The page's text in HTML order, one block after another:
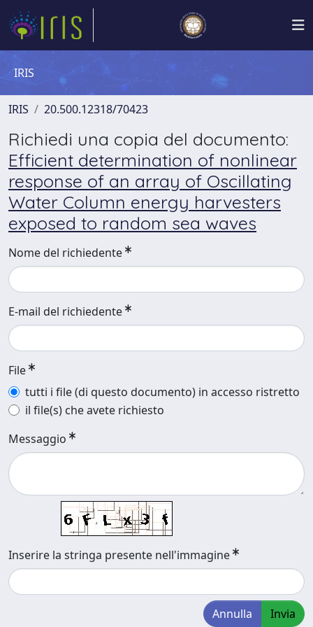
IRIS
IRIS 20.500.12318/70423
Richiedi una copia del documento:
Efficient determination of nonlinear
response of an array of Oscillating
Water Column energy harvesters
exposed to random sea waves
Nome del richiedente
E-mail del richiedente
File
tutti i file (di questo documento) in accesso ristretto
il file(s) che avete richiesto
Messaggio
Inserire la stringa presente nell'immagine
Annulla Invia